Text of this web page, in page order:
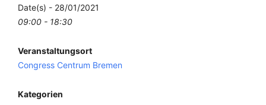
Date(s) - 28/01/2021
09:00 - 18:30
Veranstaltungsort
Congress Centrum Bremen
Kategorien